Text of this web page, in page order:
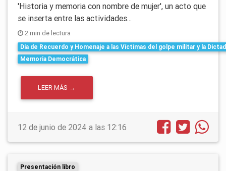
'Historia y memoria con nombre de mujer', un acto que
se inserta entre las actividades...
2 min de lectura
Día de Recuerdo y Homenaje a las Víctimas del golpe militar y la
Memoria Democrática
LEER MÁS →
12 de junio de 2024 a las 12:16
Presentación libro